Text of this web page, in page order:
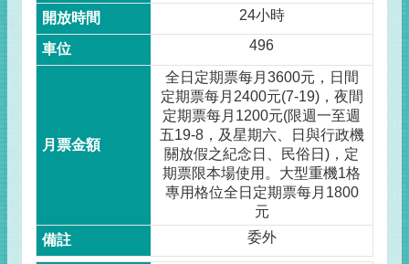
24小時
496
全日定期票每月3600元，日間
定期票每月2400元(7-19)，夜間
定期票每月1200元(限週一至週
五19-8，及星期六、日與行政機
關放假之紀念日、民俗日)，定
期票限本場使用。大型重機1格
專用格位全日定期票每月1800
元
委外